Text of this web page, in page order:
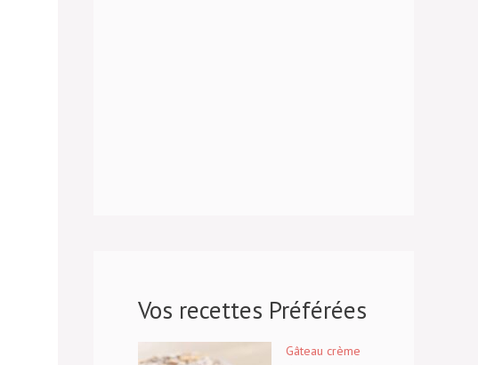
Vos recettes Préférées
Gâteau crème